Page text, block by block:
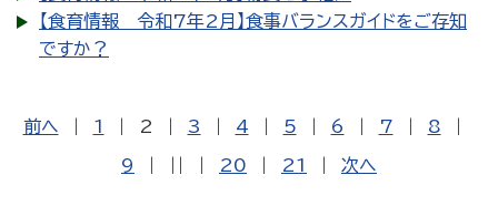
【食育情報 令和7年2月】食事バランスガイドをご存知
ですか？
前へ 1 2 3 4 5 6 7 8
9 20 21 次へ